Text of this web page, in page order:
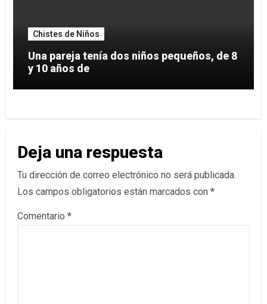
Chistes de Niños
Una pareja tenía dos niños pequeños, de 8
y 10 años de
Deja una respuesta
Tu dirección de correo electrónico no será publicada.
Los campos obligatorios están marcados con *
Comentario *